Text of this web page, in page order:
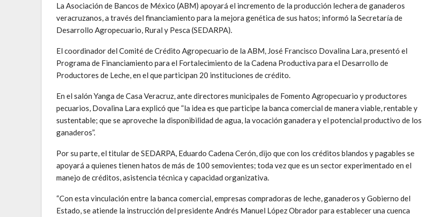
La Asociación de Bancos de México (ABM) apoyará el incremento de la producción lechera de ganaderos
veracruzanos, a través del financiamiento para la mejora genética de sus hatos; informó la Secretaría de
Desarrollo Agropecuario, Rural y Pesca (SEDARPA).
El coordinador del Comité de Crédito Agropecuario de la ABM, José Francisco Dovalina Lara, presentó el
Programa de Financiamiento para el Fortalecimiento de la Cadena Productiva para el Desarrollo de
Productores de Leche, en el que participan 20 instituciones de crédito.
En el salón Yanga de Casa Veracruz, ante directores municipales de Fomento Agropecuario y productores
pecuarios, Dovalina Lara explicó que “la idea es que participe la banca comercial de manera viable, rentable y
sustentable; que se aproveche la disponibilidad de agua, la vocación ganadera y el potencial productivo de los
ganaderos”.
Por su parte, el titular de SEDARPA, Eduardo Cadena Cerón, dijo que con los créditos blandos y pagables se
apoyará a quienes tienen hatos de más de 100 semovientes; toda vez que es un sector experimentado en el
manejo de créditos, asistencia técnica y capacidad organizativa.
“Con esta vinculación entre la banca comercial, empresas compradoras de leche, ganaderos y Gobierno del
Estado, se atiende la instrucción del presidente Andrés Manuel López Obrador para establecer una cuenca